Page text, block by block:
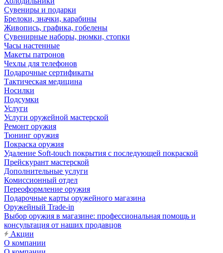
Сувениры и подарки
Брелоки, значки, карабины
Живопись, графика, гобелены
Сувенирные наборы, рюмки, стопки
Часы настенные
Макеты патронов
Чехлы для телефонов
Подарочные сертификаты
Тактическая медицина
Носилки
Подсумки
Услуги
Услуги оружейной мастерской
Ремонт оружия
Тюнинг оружия
Покраска оружия
Удаление Soft-touch покрытия с последующей покраской
Прейскурант мастерской
Дополнительные услуги
Комиссионный отдел
Переоформление оружия
Подарочные карты оружейного магазина
Оружейный Trade-in
Выбор оружия в магазине: профессиональная помощь и
консультация от наших продавцов
Акции
О компании